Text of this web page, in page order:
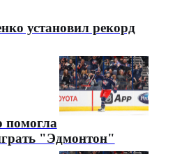
установил рекорд
"Эдмонтон"